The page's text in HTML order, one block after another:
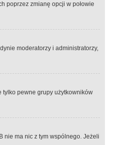
poprzez zmianę opcji w połowie
moderatorzy i administratorzy,
tylko pewne grupy użytkowników
nie ma nic z tym wspólnego. Jeżeli